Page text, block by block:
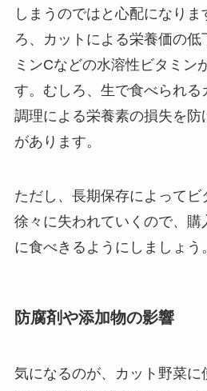
しまうのではと心配になりま
ろ、カットによる栄養価の低
ミンCなどの水溶性ビタミン
す。むしろ、生で食べられる
調理による栄養素の損失を防
があります。
ただし、長期保存によって
徐々に失われていくので、購
に食べきるようにしましょう。
防腐剤や添加物の影響
気になるのが、カット野菜に